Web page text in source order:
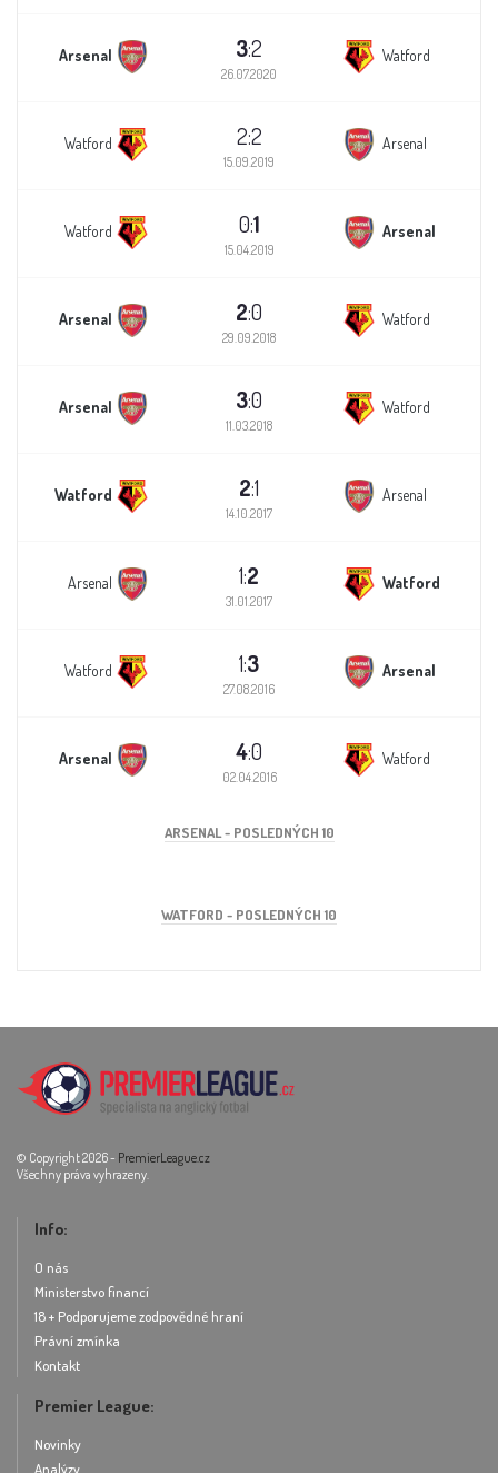
Arsenal 3:2
26.07.2020
Watford
Watford 2:2
15.09.2019
Arsenal
Watford 0:1
15.04.2019
Arsenal
Arsenal 2:0
29.09.2018
Watford
Arsenal 3:0
11.03.2018
Watford
Watford 2:1
14.10.2017
Arsenal
Arsenal 1:2
31.01.2017
Watford
Watford 1:3
27.08.2016
Arsenal
Arsenal 4:0
02.04.2016
Watford
ARSENAL - POSLEDNÝCH 10
WATFORD - POSLEDNÝCH 10
© Copyright 2026 - PremierLeague.cz
Všechny práva vyhrazeny.
Info:
O nás
Ministerstvo financí
18 + Podporujeme zodpovědné hraní
Právní zmínka
Kontakt
Premier League:
Novinky
Analýzy